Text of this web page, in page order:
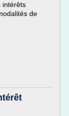
intérêts
de